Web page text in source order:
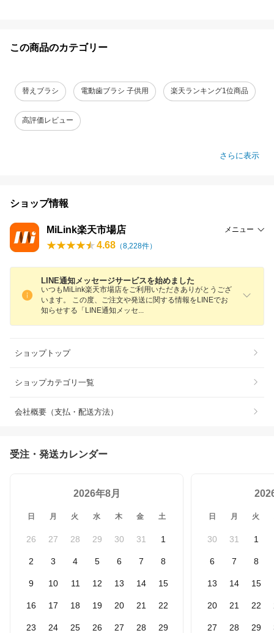
この商品のカテゴリー
替えブラシ 電動歯ブラシ 子供用 楽天ランキング1位商品
高評価レビュー
さらに表示
ショップ情報
MiLink楽天市場店 メニュー
4.68 （8,228件）
LINE通知メッセージサービスを始めました
いつもMiLink楽天市場店をご利用いただきありがとうござ
います。 この度、ご注文や発送に関する情報をLINEでお
知らせする「LINE通知メッセ
ショップトップ
ショップカテゴリ一覧
会社概要（支払・配送方法）
受注・発送カレンダー
2026年8月
日 月 火 水 木 金 土
26 27 28 29 30 31 1
2 3 4 5 6 7 8
9 10 11 12 13 14 15
16 17 18 19 20 21 22
23 24 25 26 27 28 29
日 月 火
30 31 1
6 7 8
13 14 15
20 21 22
27 28 29